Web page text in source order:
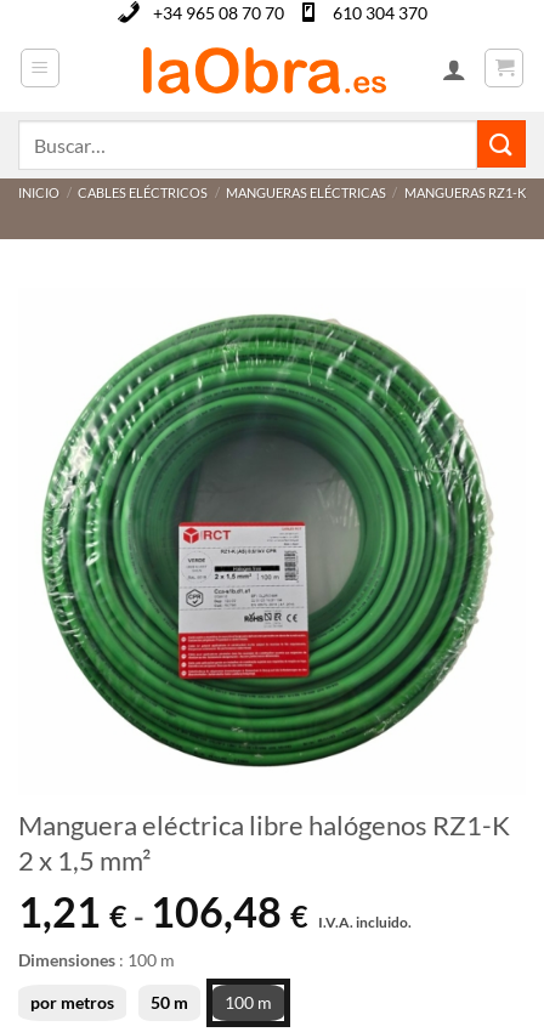
contenido
+34 965 08 70 70 610 304 370
INICIO / CABLES ELÉCTRICOS / MANGUERAS ELÉCTRICAS / MANGUERAS RZ1-K
Manguera eléctrica libre halógenos RZ1-K
2 x 1,5 mm²
1,21 € - 106,48 €
de
I.V.A. incluido.
Dimensiones : 100 m
por metros 50 m 100 m